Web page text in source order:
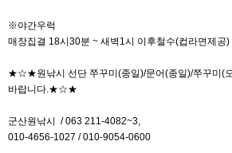
※야간우럭
매장집결 18시30분 ~ 새벽1시 이후철수(컵라면제공)
★☆★원낚시 선단 쭈꾸미(종일)/문어(종일)/쭈꾸미(
바랍니다.★☆★
군산원낚시 / 063 211-4082~3,
010-4656-1027 / 010-9054-0600